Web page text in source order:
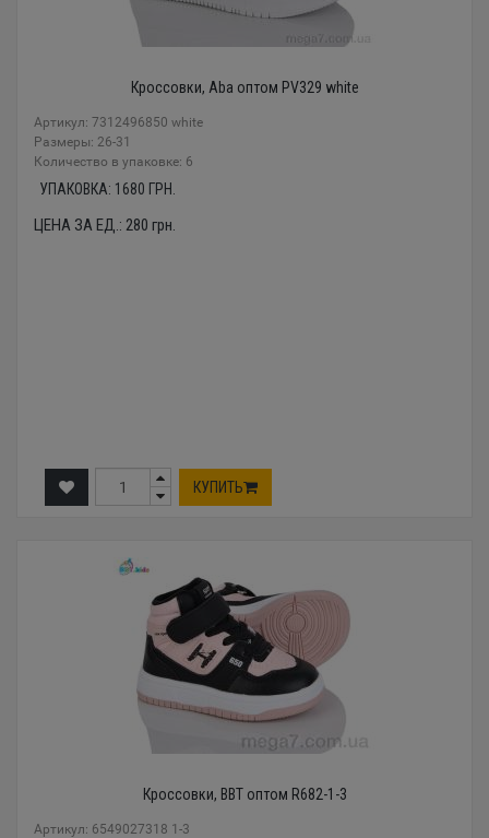
Кроссовки, Aba оптом PV329 white
Артикул: 7312496850 white
Размеры: 26-31
Количество в упаковке: 6
УПАКОВКА: 1680 ГРН.
ЦЕНА ЗА ЕД.: 280 грн.
КУПИТЬ
Кроссовки, BBT оптом R682-1-3
Артикул: 6549027318 1-3